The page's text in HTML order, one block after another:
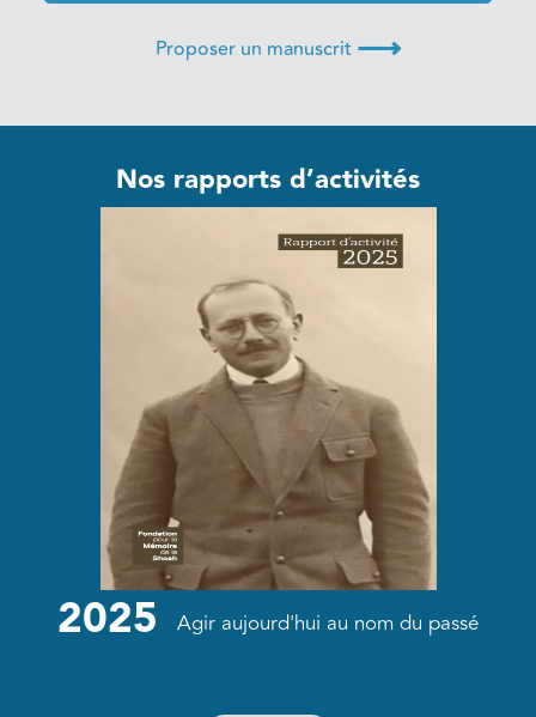
Proposer un manuscrit ⟶
Nos rapports d’activités
2025 Agir aujourd'hui au nom du passé